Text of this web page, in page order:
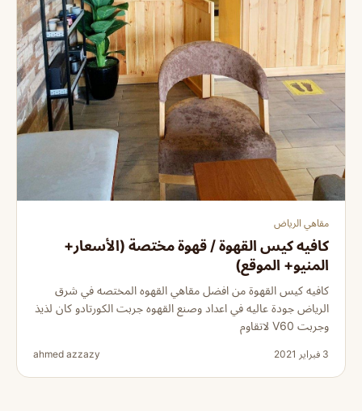
مقاهي الرياض
كافيه كيس القهوة / قهوة مختصة (الأسعار+
المنيو+ الموقع)
كافيه كيس القهوة من افضل مقاهي القهوه المختصه في شرق
الرياض جودة عاليه في اعداد وصنع القهوه جربت الكورتادو كان لذيذ
وجربت V60 لاتقاوم
3 فبراير 2021 ahmed azzazy